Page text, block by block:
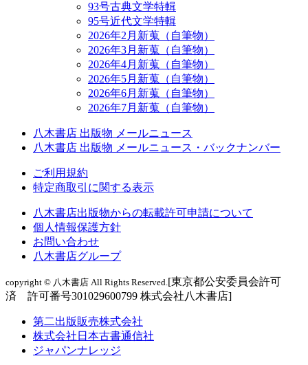
93号古典文学特輯
95号近代文学特輯
2026年2月新蒐（自筆物）
2026年3月新蒐（自筆物）
2026年4月新蒐（自筆物）
2026年5月新蒐（自筆物）
2026年6月新蒐（自筆物）
2026年7月新蒐（自筆物）
八木書店 出版物 メールニュース
八木書店 出版物 メールニュース・バックナンバー
ご利用規約
特定商取引に関する表示
八木書店出版物からの転載許可申請について
個人情報保護方針
お問い合わせ
八木書店グループ
copyright © 八木書店 All Rights Reserved.[東京都公安委員会許可
済 許可番号301029600799 株式会社八木書店]
第二出版販売株式会社
株式会社日本古書通信社
ジャパンナレッジ